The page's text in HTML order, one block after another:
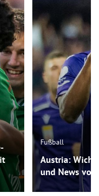
Fußball
Austria:
und News